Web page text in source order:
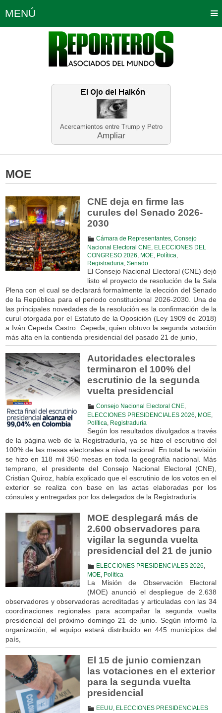
Acercamientos entre Trump y Petro
Ampliar
MENÚ
Política Opinión Bogotá
Planeta Tierra Deportes
Educación Neira
MOE
CNE deja en firme las
curules del Senado 2026-
2030
Cámara de Representantes, Consejo
Nacional Electoral CNE,
ELECCIONES DEL
CONGRESO 2026
MOE, Política
Registraduria Senado
El Consejo Nacional Electoral (CNE) dejó
listo el proyecto de resolución de la Sala
Plena con el cual se declarará formalmente la elección del Senado
de la República para el periodo constitucional 2026-2030. Una de
las principales novedades de la resolución es la confirmación de la
curul otorgada por el Estatuto de la Oposición (Ley 1909 de 2018)
a Iván Cepeda Castro. Cepeda, quien obtuvo la segunda votación
más alta en la contienda presidencial del pasado 21 de junio,
Autoridades electorales
terminaron el 100% del
escrutinio de la segunda
vuelta presidencial
Consejo Nacional Electoral CNE,
ELECCIONES PRESIDENCIALES 2026
MOE,
Política
Registraduria
Según los resultados divulgados a través
de la página web de la Registraduría, ya se hizo el escrutinio del
100% de las mesas electorales a nivel nacional. En total la revisión
se hizo en 118 mil 350 mesas en toda la geografía nacional. Más
temprano, el presidente del Consejo Nacional Electoral (CNE),
Cristian Quiroz, había explicado que el escrutinio de los votos en el
exterior se realiza con base en las actas elaboradas por los
cónsules y entregadas por los delegados de la Registraduría.
MOE desplegará más de
2.600 observadores para
vigilar la segunda vuelta
presidencial del 21 de junio
ELECCIONES PRESIDENCIALES 2026
MOE, Política
La Misión de Observación Electoral
(MOE) anunció el despliegue de 2.638
observadores y observadoras acreditadas y articuladas con las 34
coordinaciones regionales para acompañar la segunda vuelta
presidencial del próximo domingo 21 de junio. Según informó la
organización, el equipo estará distribuido en 445 municipios del
país,
El 15 de junio comienzan
las votaciones en el exterior
para la segunda vuelta
presidencial
EEUU
ELECCIONES PRESIDENCIALES